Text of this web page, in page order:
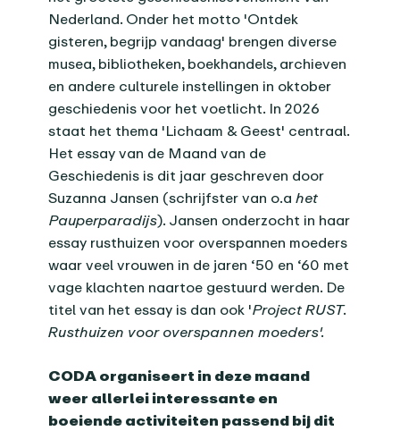
Nederland. Onder het motto 'Ontdek
gisteren, begrijp vandaag' brengen diverse
musea, bibliotheken, boekhandels, archieven
en andere culturele instellingen in oktober
geschiedenis voor het voetlicht. In 2026
staat het thema 'Lichaam & Geest' centraal.
Het essay van de Maand van de
Geschiedenis is dit jaar geschreven door
Suzanna Jansen (schrijfster van o.ahet
Pauperparadijs). Jansen onderzocht in haar
essay rusthuizen voor overspannen moeders
waar veel vrouwen in de jaren ‘50 en ‘60 met
vage klachten naartoe gestuurd werden. De
titel van het essay is dan ook 'Project RUST.
Rusthuizen voor overspannen moeders'.
CODA organiseert in deze maand
weer allerlei interessante en
boeiende activiteiten passend bij dit